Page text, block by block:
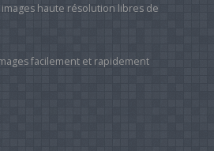
haute résolution libres de
facilement et rapidement